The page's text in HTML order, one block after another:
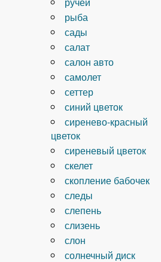
рыба
сады
салат
салон авто
самолет
сеттер
синий цветок
сиренево-красный
цветок
сиреневый цветок
скелет
скопление бабочек
следы
слепень
слизень
слон
солнечный диск